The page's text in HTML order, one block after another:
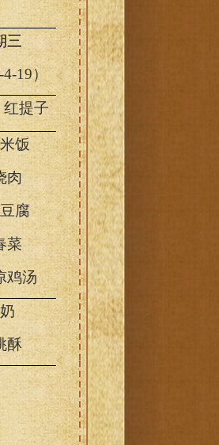
三
4-19）
星期四
（2017-4-20）
提子 香瓜 甜橙
饭
肉
腐
菜
鸡汤
宝宝有味饭
肉末炒菠菜
虫草花瘦肉汤
酥
眉豆瘦肉粥
紫菜卷